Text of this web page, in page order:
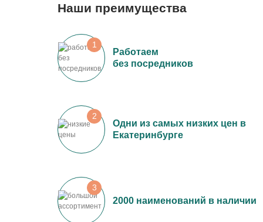
Наши преимущества
1
Работаем
без посредников
2
Одни из самых низких цен в
Екатеринбурге
3
2000 наименований в наличии